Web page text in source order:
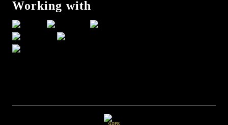
Working with
GDPR